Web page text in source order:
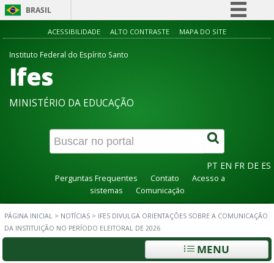
BRASIL
Simplifique!
Canais
ACESSIBILIDADE ALTO CONTRASTE MAPA DO SITE
Instituto Federal do Espírito Santo
Ifes
MINISTÉRIO DA EDUCAÇÃO
PT EN FR DE ES
Perguntas Frequentes Contato
Acesso a
sistemas
Comunicação
PÁGINA INICIAL > NOTÍCIAS > IFES DIVULGA ORIENTAÇÕES SOBRE A COMUNICAÇÃO
DA INSTITUIÇÃO NO PERÍODO ELEITORAL DE 2026
MENU